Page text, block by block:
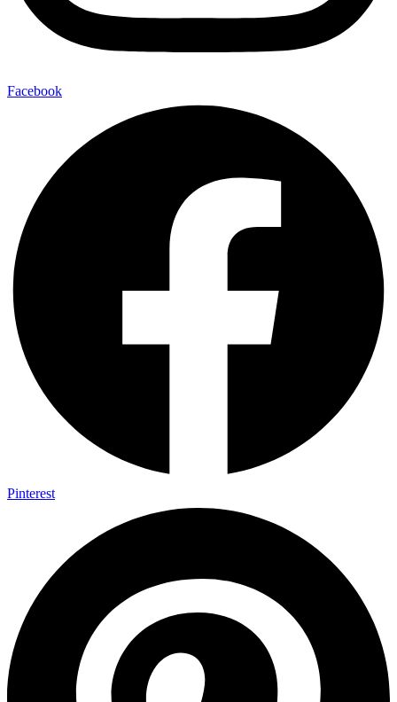
Facebook
Pinterest